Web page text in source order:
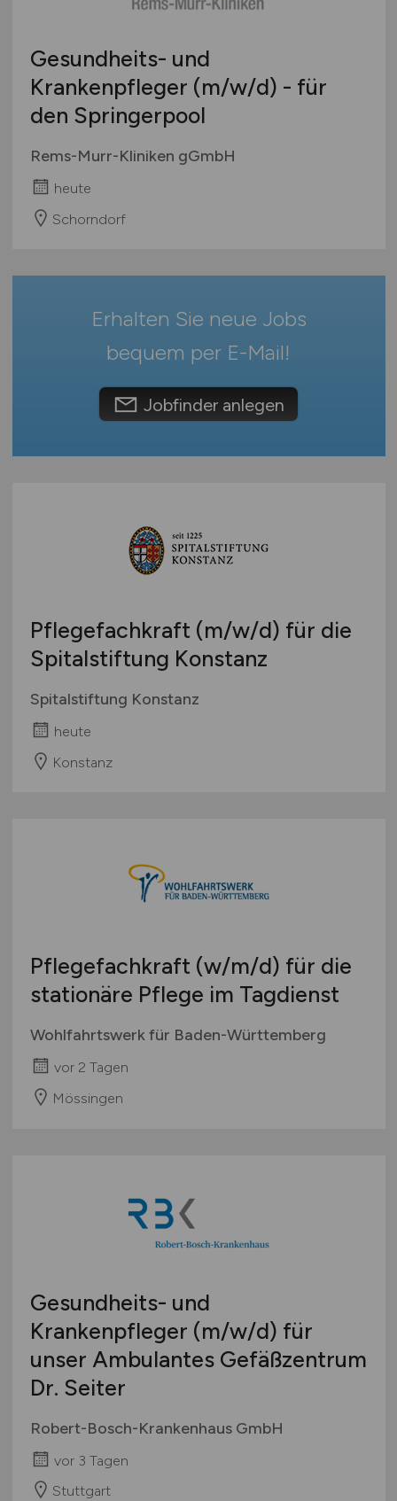
Ausbildung / Studium
Mecklenburg-Vorpommern
Niedersachsen
Nordrhein-Westfalen
Saarland
Sachsen
Sachsen-Anhalt
Österreich
International
Gesundheits- und
Krankenpfleger (m/w/d) - für
den Springerpool
Rems-Murr-Kliniken gGmbH
heute
Schorndorf
Erhalten Sie neue Jobs
bequem per E-Mail!
Jobfinder anlegen
Pflegefachkraft (m/w/d) für die
Spitalstiftung Konstanz
Spitalstiftung Konstanz
heute
Konstanz
Pflegefachkraft (w/m/d) für die
stationäre Pflege im Tagdienst
Wohlfahrtswerk für Baden-Württemberg
vor 2 Tagen
Mössingen
Gesundheits- und
Krankenpfleger (m/w/d) für
unser Ambulantes Gefäßzentrum
Dr. Seiter
Robert-Bosch-Krankenhaus GmbH
vor 3 Tagen
Stuttgart